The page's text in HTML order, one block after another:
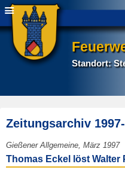
Standort:
Zeitungsarchiv
E
r
s
Gießener Allgemeine, März 1997
Thomas Eckel löst Walter